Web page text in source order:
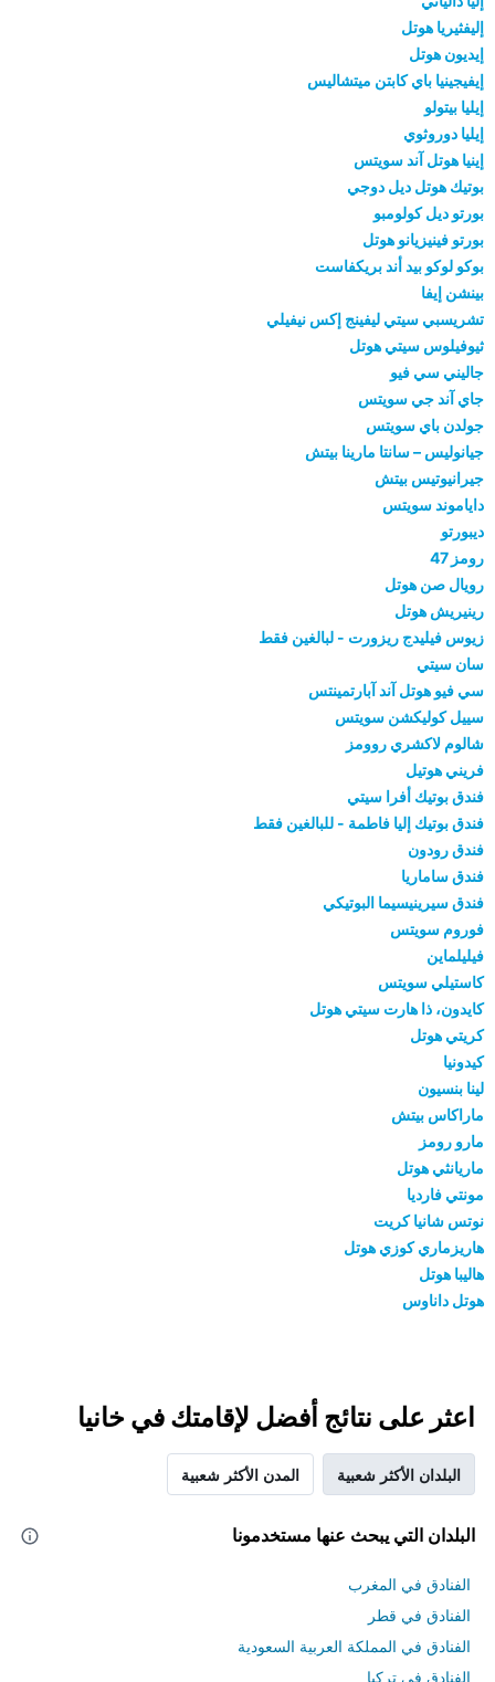
إليفثيريا هوتل
إيديون هوتل
إيفيجينيا باي كابتن ميتشاليس
إيليا بيتولو
إيليا دوروثوي
إينيا هوتل آند سويتس
بوتيك هوتل ديل دوجي
بورتو ديل كولومبو
بورتو فينيزيانو هوتل
بوكو لوكو بيد أند بريكفاست
بينشن إيفا
تشريسبي سيتي ليفينج إكس نيفيلي
ثيوفيلوس سيتي هوتل
جاليني سي فيو
جاي آند جي سويتس
جولدن باي سويتس
جيانوليس – سانتا مارينا بيتش
جيرانيوتيس بيتش
داياموند سويتس
ديبورتو
رومز 47
رويال صن هوتل
رينيريش هوتل
زيوس فيليدج ريزورت - لبالغين فقط
سان سيتي
سي فيو هوتل آند آبارتمينتس
سييل كوليكشن سويتس
شالوم لاكشري روومز
فريني هوتيل
فندق بوتيك أفرا سيتي
فندق بوتيك إليا فاطمة - للبالغين فقط
فندق رودون
فندق ساماريا
فندق سيرينيسيما البوتيكي
فوروم سويتس
فيليلماين
كاستيلي سويتس
كايدون، ذا هارت سيتي هوتل
كريتي هوتل
كيدونيا
لينا بنسيون
ماراكاس بيتش
مارو رومز
ماريانثي هوتل
مونتي فارديا
نوتس شانيا كريت
هاريزماري كوزي هوتل
هاليبا هوتل
هوتل داناوس
اعثر على نتائج أفضل لإقامتك في خانيا
البلدان الأكثر شعبية المدن الأكثر شعبية
البلدان التي يبحث عنها مستخدمونا
الفنادق في المغرب
الفنادق في قطر
الفنادق في المملكة العربية السعودية
الفنادق في تركيا